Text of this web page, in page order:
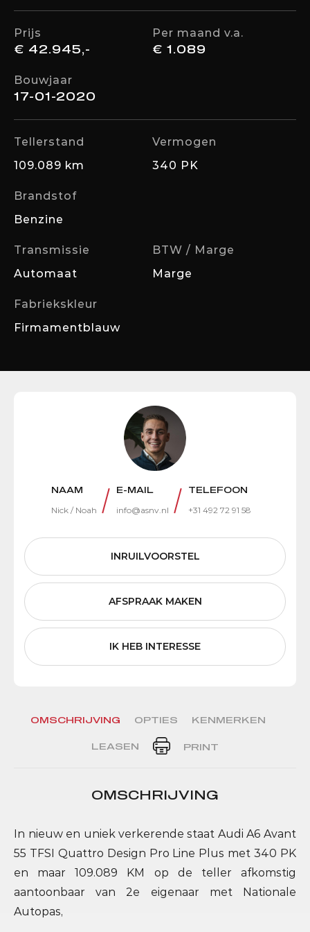
Prijs
€ 42.945,-
Per maand v.a.
€ 1.089
Bouwjaar
17-01-2020
Tellerstand
109.089 km
Vermogen
340 PK
Brandstof
Benzine
Transmissie
Automaat
BTW / Marge
Marge
Fabriekskleur
Firmamentblauw
NAAM
Nick / Noah
E-MAIL
info@asnv.nl
TELEFOON
+31 492 72 91 58
INRUILVOORSTEL
AFSPRAAK MAKEN
IK HEB INTERESSE
OMSCHRIJVING OPTIES KENMERKEN
LEASEN PRINT
OMSCHRIJVING
In nieuw en uniek verkerende staat Audi A6 Avant
55 TFSI Quattro Design Pro Line Plus met 340 PK
en maar 109.089 KM op de teller afkomstig
aantoonbaar van 2e eigenaar met Nationale
Autopas,